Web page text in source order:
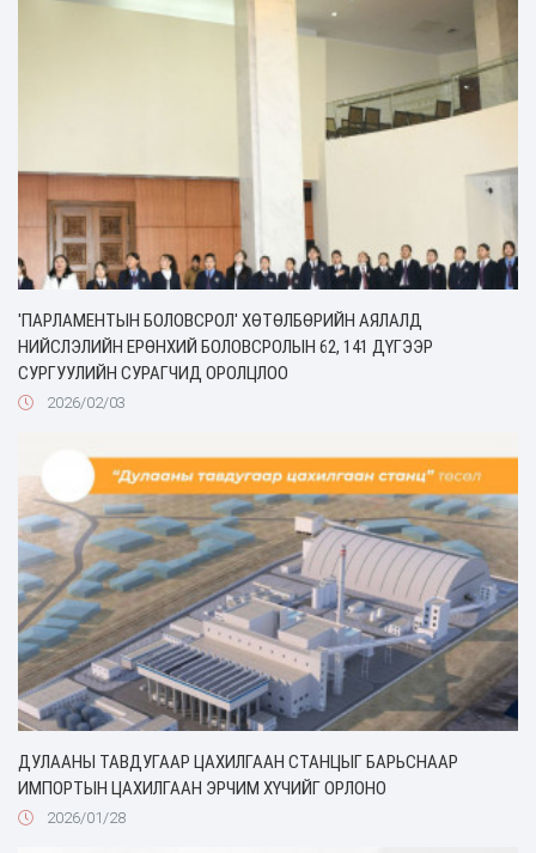
'ПАРЛАМЕНТЫН БОЛОВСРОЛ' ХӨТӨЛБӨРИЙН АЯЛАЛД
НИЙСЛЭЛИЙН ЕРӨНХИЙ БОЛОВСРОЛЫН 62, 141 ДҮГЭЭР
СУРГУУЛИЙН СУРАГЧИД ОРОЛЦЛОО
2026/02/03
ДУЛААНЫ ТАВДУГААР ЦАХИЛГААН СТАНЦЫГ БАРЬСНААР
ИМПОРТЫН ЦАХИЛГААН ЭРЧИМ ХҮЧИЙГ ОРЛОНО
2026/01/28